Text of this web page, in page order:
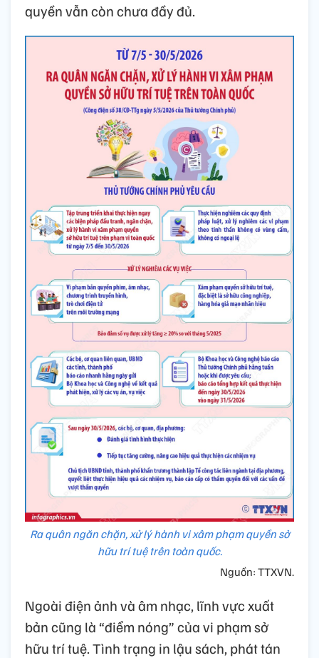
quyền vẫn còn chưa đầy đủ.
Ra quân ngăn chặn, xử lý hành vi xâm phạm quyền sở
hữu trí tuệ trên toàn quốc.
Nguồn: TTXVN.
Ngoài điện ảnh và âm nhạc, lĩnh vực xuất
bản cũng là “điểm nóng” của vi phạm sở
hữu trí tuệ. Tình trạng in lậu sách, phát tán